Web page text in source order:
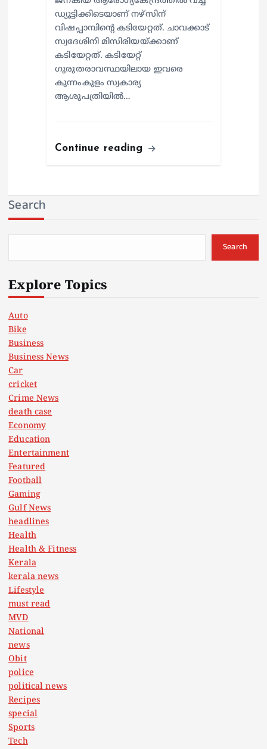
ഡ്യൂട്ടിക്കിടെയാണ് നഴ്സിന്
വിഷപ്പാമ്പിന്റെ കടിയേറ്റത്. ചാവക്കാട്
സ്വദേശിനി മിസിരിയയ്ക്കാണ്
കടിയേറ്റത്. കടിയേറ്റ്
ഗുരുതരാവസ്ഥയിലായ ഇവരെ
കുന്നംകുളം സ്വകാര്യ
ആശുപത്രിയില്‍…
Continue reading
Search
Search
Explore Topics
Auto
Bike
Business
Business News
Car
cricket
Crime News
death case
Economy
Education
Entertainment
Featured
Football
Gaming
Gulf News
headlines
Health
Health & Fitness
Kerala
kerala news
Lifestyle
must read
MVD
National
news
Obit
police
political news
Recipes
special
Sports
Tech